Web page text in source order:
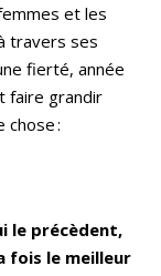
et les
travers ses
fierté, année
faire grandir
chose :
le précèdent,
fois le meilleur